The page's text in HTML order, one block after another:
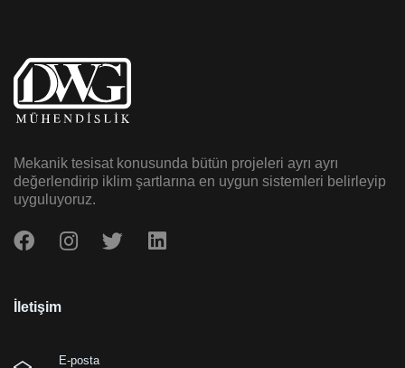
Mekanik tesisat konusunda bütün projeleri ayrı ayrı
değerlendirip iklim şartlarına en uygun sistemleri belirleyip
uyguluyoruz.
İletişim
E-posta